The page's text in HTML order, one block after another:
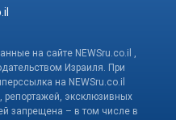
на сайте NEWSru.co.il ,
Израиля. При
на NEWSru.co.il
репортажей, эксклюзивных
запрещена – в том числе в